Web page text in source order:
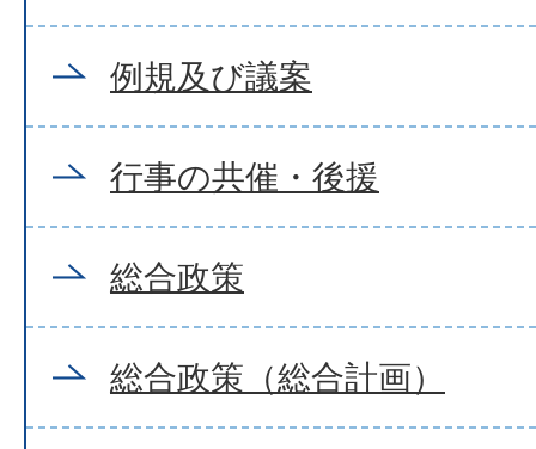
例規及び議案
行事の共催・後援
総合政策
総合政策（総合計画）